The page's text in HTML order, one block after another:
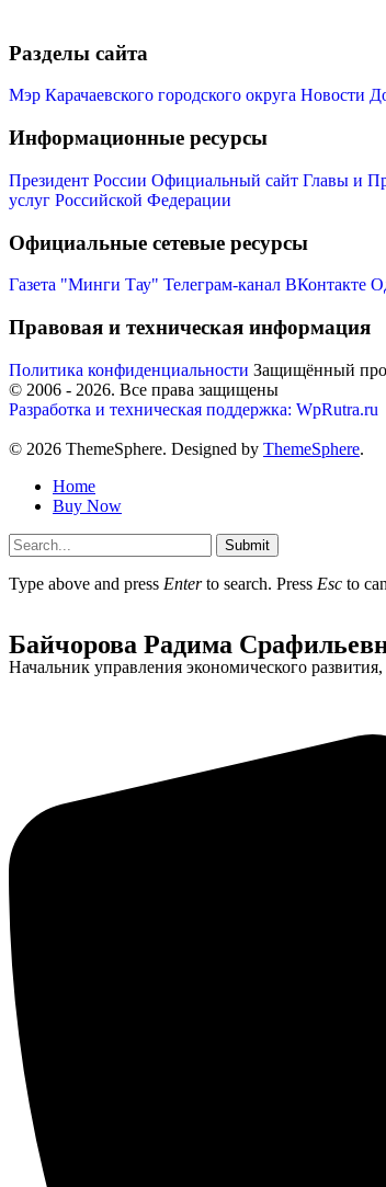
Разделы сайта
Мэр Карачаевского городского округа Новости
Информационные ресурсы
Президент России Официальный сайт Главы и
услуг Российской Федерации
Официальные сетевые ресурсы
Газета "Минги Тау" Телеграм-канал ВКонтакте
Правовая и техническая информация
Политика конфиденциальности Защищённый
© 2006 - 2026. Все права защищены
Разработка и техническая поддержка: WpRutra.ru
© 2026 ThemeSphere. Designed by ThemeSphere.
Home
Buy Now
Submit
Type above and press Enterto search. Press Esc to
Байчорова Радима
Начальник управления экономического